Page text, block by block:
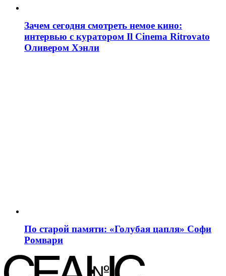
Зачем сегодня смотреть немое кино:
интервью с куратором Il Cinema Ritrovato
Оливером Хэнли
По старой памяти: «Голубая цапля» Софи
Ромвари